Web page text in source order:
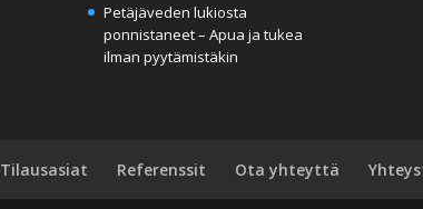
Petäjäveden lukiosta
ponnistaneet – Apua ja tukea
ilman pyytämistäkin
Tilausasiat Referenssit Ota yhteyttä